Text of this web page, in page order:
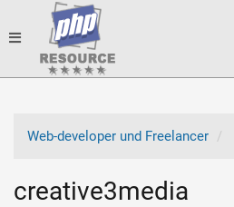
Toggle
Web-developer und Freelancer
creative3media